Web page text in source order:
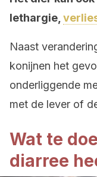
lethargie,
Naast
konijnen het
onderliggende
met de lever of
Wat te
diarree